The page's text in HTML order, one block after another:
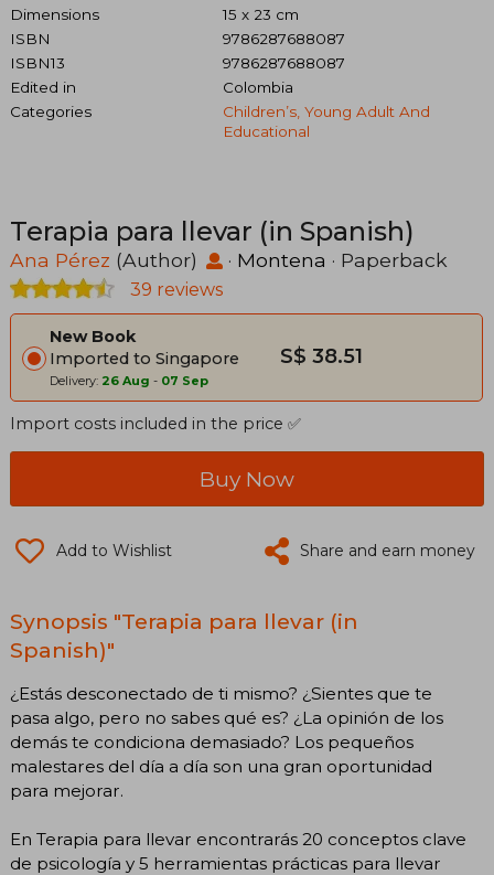
Dimensions
15 x 23 cm
ISBN
9786287688087
ISBN13
9786287688087
Edited in
Colombia
Categories
Children’s, Young Adult And
Educational
Terapia para llevar (in Spanish)
Ana Pérez (Author) · Montena · Paperback
39 reviews
New Book
Imported to Singapore
Delivery: 26 Aug - 07 Sep
S$ 38.51
Import costs included in the price ✅
Buy Now
Add to Wishlist Share and earn money
Synopsis "Terapia para llevar (in
Spanish)"
¿Estás desconectado de ti mismo? ¿Sientes que te
pasa algo, pero no sabes qué es? ¿La opinión de los
demás te condiciona demasiado? Los pequeños
malestares del día a día son una gran oportunidad
para mejorar.
En Terapia para llevar encontrarás 20 conceptos clave
de psicología y 5 herramientas prácticas para llevar